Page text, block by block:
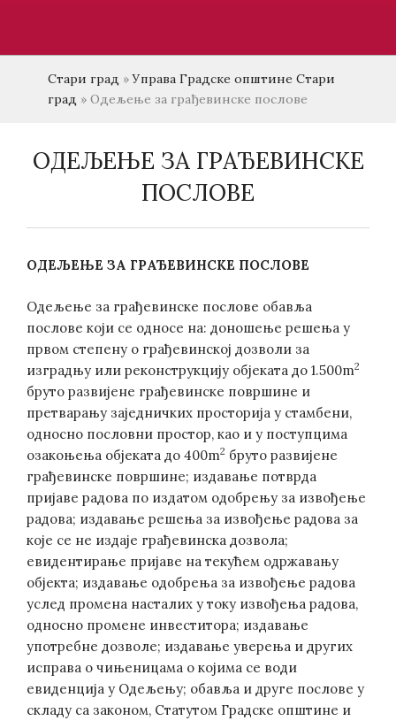
Стари град »Управа Градске општине Стари
град » Одељењe за грађевинске послове
ОДЕЉЕЊE ЗА ГРАЂЕВИНСКЕ
ПОСЛОВЕ
ОДЕЉЕЊЕ ЗА ГРАЂЕВИНСКЕ ПОСЛОВЕ
Одељење за грађевинске послове обавља
послове који се односе на: доношење решења у
првом степену о грађевинској дозволи за
изградњу или реконструкцију објеката до 1.500m2
бруто развијене грађевинске површине и
претварању заједничких просторија у стамбени,
односно пословни простор, као и у поступцима
озакоњења објеката до 400m2 бруто развијене
грађевинске површине; издавање потврда
пријаве радова по издатом одобрењу за извођење
радова; издавање решења за извођење радова за
које се не издаје грађевинска дозвола;
евидентирање пријаве на текућем одржавању
објекта; издавање одобрења за извођење радова
услед промена насталих у току извођења радова,
односно промене инвеститора; издавање
употребне дозволе; издавање уверења и других
исправа о чињеницама о којима се води
евиденција у Одељењу; обавља и друге послове у
складу са законом, Статутом Градске општине и